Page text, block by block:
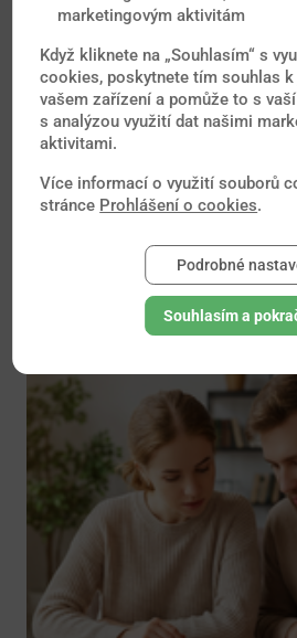
Se zdravotními
S technologickým pokrokem v
počet lidí, kteří žijí s implantáty
pomůckami různého druhu –
marketingovým aktivitám
Když kliknete na „Souhlasím“ s
cookies, poskytnete tím souhlas
vašem zařízení a pomůže to s
s analýzou využití dat našimi
aktivitami.
Více informací o využití souborů
stránce Prohlášení o cookies.
Podrobné
Souhlasím a